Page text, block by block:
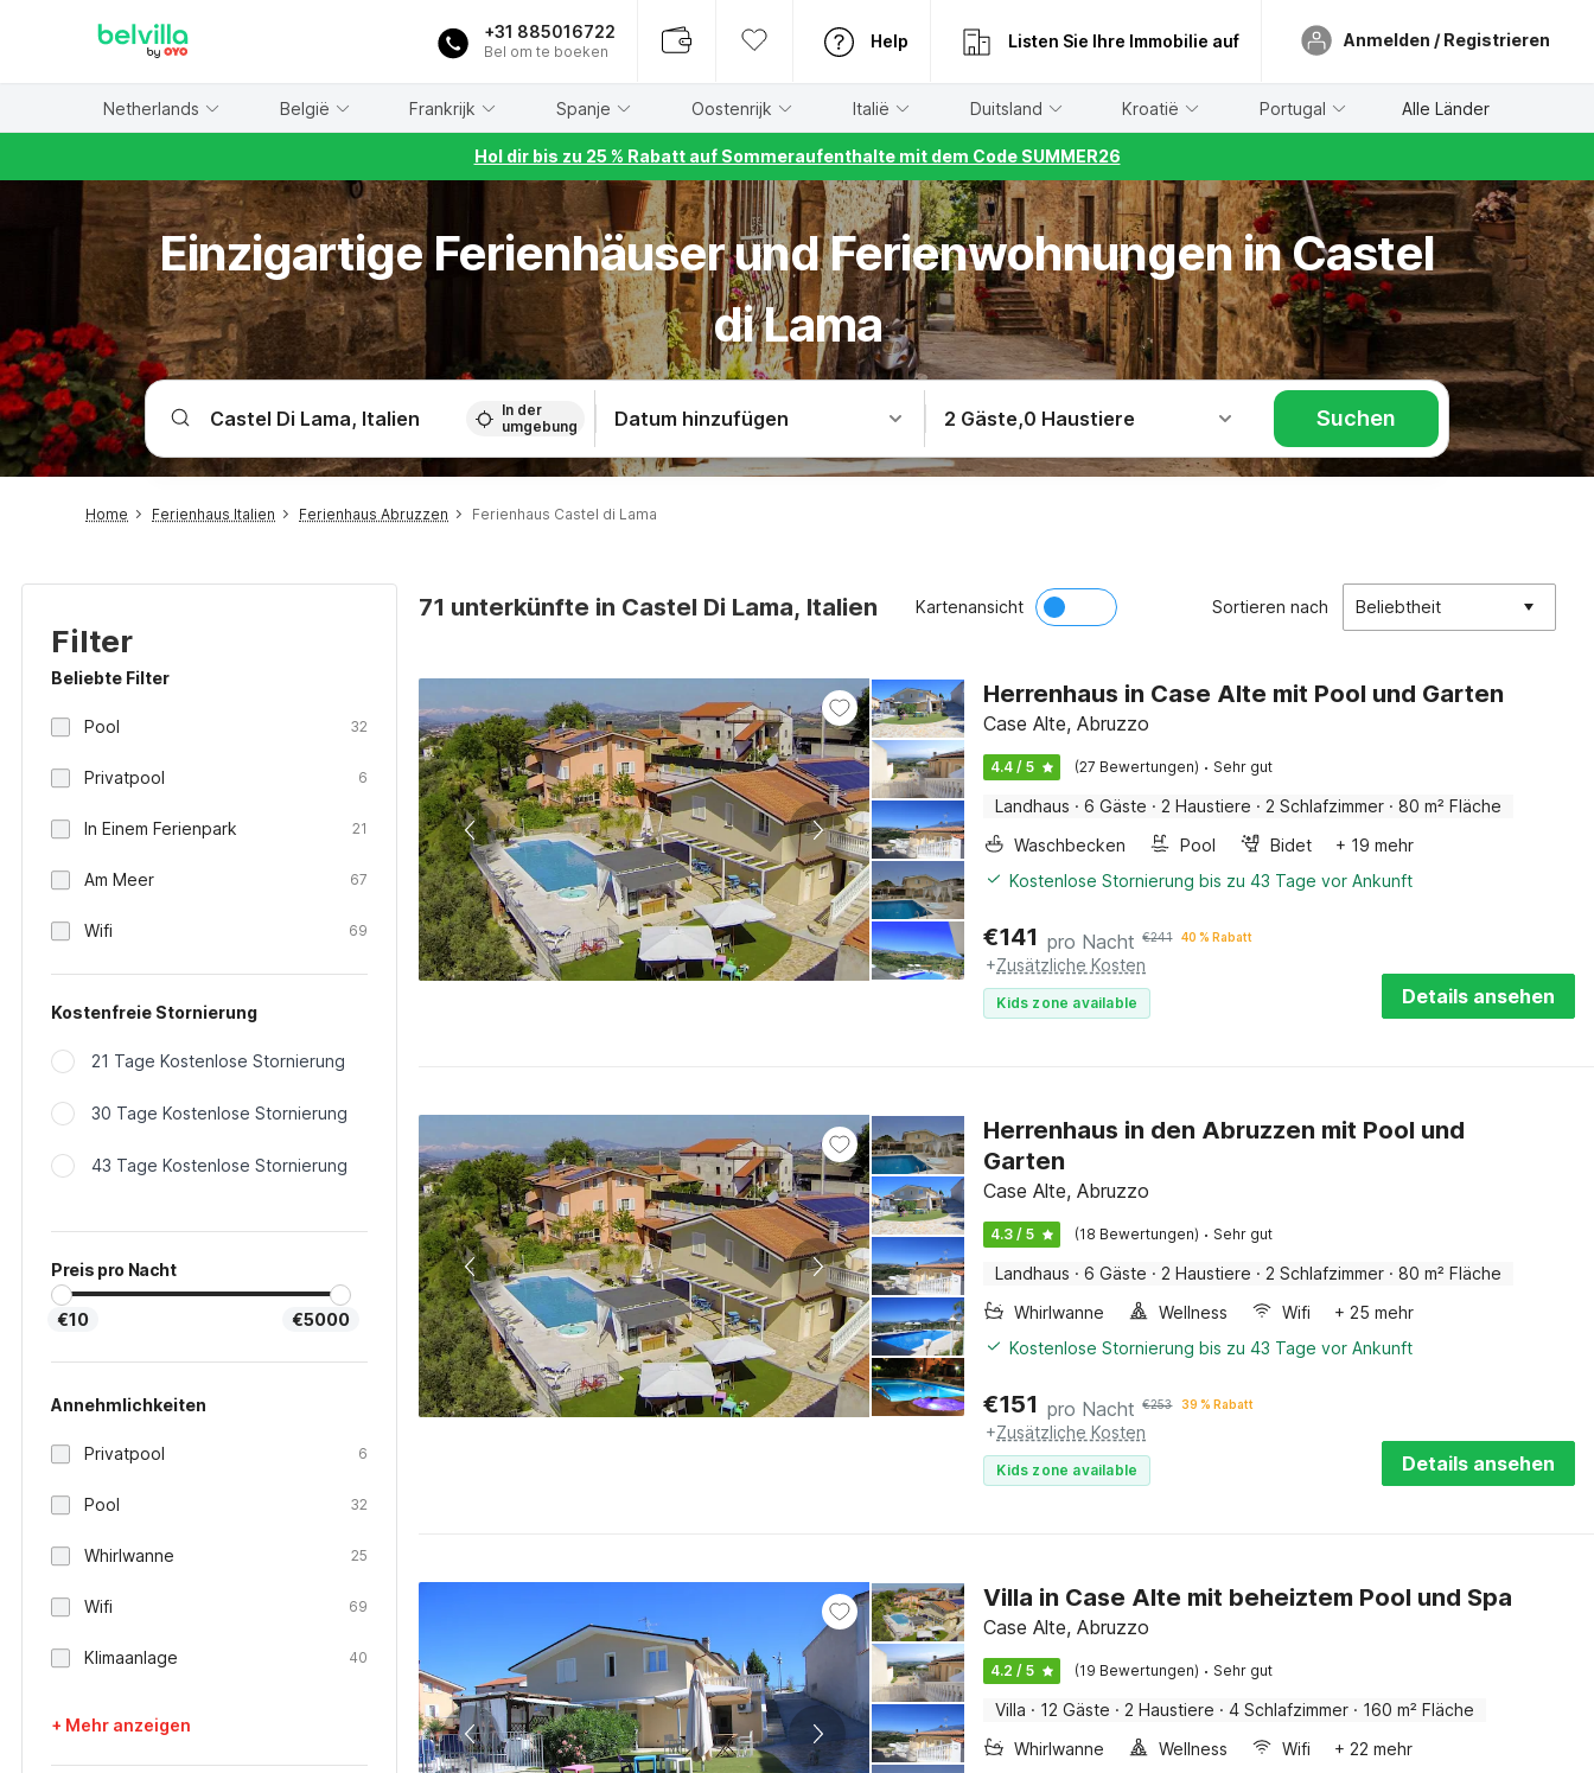
+31 885016722
Bel om te boeken
Help Listen Sie Ihre Immobilie auf Anmelden / Registrieren
Netherlands België Frankrijk Spanje Oostenrijk Italië Duitsland Kroatië Portugal Alle Länder
Hol dir bis zu 25 % Rabatt auf Sommeraufenthalte mit dem Code SUMMER26
Einzigartige Ferienhäuser und Ferienwohnungen in Castel
di Lama
In der
umgebung
Datum hinzufügen 2 Gäste,0 Haustiere Suchen
Home Ferienhaus Italien Ferienhaus Abruzzen Ferienhaus Castel di Lama
Filter
Beliebte Filter
Pool 32
Privatpool 6
In Einem Ferienpark 21
Am Meer 67
Wifi 69
Kostenfreie Stornierung
21 Tage Kostenlose Stornierung
30 Tage Kostenlose Stornierung
43 Tage Kostenlose Stornierung
Preis pro Nacht
€10 €5000
Annehmlichkeiten
Privatpool 6
Pool 32
Whirlwanne 25
Wifi 69
Klimaanlage 40
+ Mehr anzeigen
71 unterkünfte in Castel Di Lama, Italien Kartenansicht Sortieren nach Beliebtheit
Herrenhaus in Case Alte mit Pool und Garten
Case Alte, Abruzzo
4.4 / 5 (27 Bewertungen) · Sehr gut
Landhaus · 6 Gäste · 2 Haustiere · 2 Schlafzimmer · 80 m² Fläche
Waschbecken
Pool Bidet
+ 19 mehr
Kostenlose Stornierung bis zu 43 Tage vor Ankunft
€141 pro Nacht €241 40 % Rabatt
+Zusätzliche Kosten
Kids zone available Details ansehen
Herrenhaus in den Abruzzen mit Pool und
Garten
Case Alte, Abruzzo
4.3 / 5 (18 Bewertungen) · Sehr gut
Landhaus · 6 Gäste · 2 Haustiere · 2 Schlafzimmer · 80 m² Fläche
Whirlwanne
Wellness Wifi
+ 25 mehr
Kostenlose Stornierung bis zu 43 Tage vor Ankunft
€151 pro Nacht €253 39 % Rabatt
+Zusätzliche Kosten
Kids zone available Details ansehen
Villa in Case Alte mit beheiztem Pool und Spa
Case Alte, Abruzzo
4.2 / 5 (19 Bewertungen) · Sehr gut
Villa · 12 Gäste · 2 Haustiere · 4 Schlafzimmer · 160 m² Fläche
Whirlwanne
Wellness Wifi
+ 22 mehr